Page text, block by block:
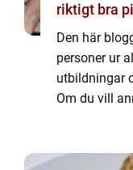
riktigt bra
Den här
personer ur
utbildningar
Om du vill
redaktionen